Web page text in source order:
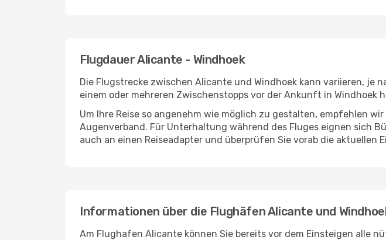
Flugdauer Alicante - Windhoek
Die Flugstrecke zwischen Alicante und Windhoek kann variieren, je
einem oder mehreren Zwischenstopps vor der Ankunft in Windhoek
Um Ihre Reise so angenehm wie möglich zu gestalten, empfehlen
Augenverband. Für Unterhaltung während des Fluges eignen sich
auch an einen Reiseadapter und überprüfen Sie vorab die aktuellen
Informationen über die Flughäfen Alicante und
Am Flughafen Alicante können Sie bereits vor dem Einsteigen alle